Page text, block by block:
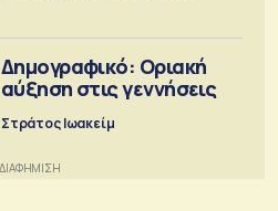
Δημογραφικό: Οριακή
αύξηση στις γεννήσεις
Στράτος Ιωακείμ